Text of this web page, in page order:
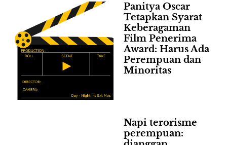
Panitya Oscar
Tetapkan Syarat
Keberagaman
Film Penerima
Award: Harus Ada
Perempuan dan
Minoritas
Napi terorisme
perempuan: